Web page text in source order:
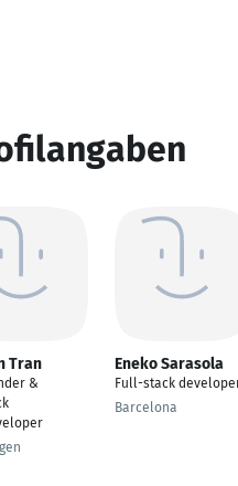
Tran
&
Eneko Sarasola
Full-stack
Barcelona